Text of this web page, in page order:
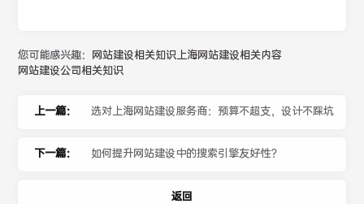
您可能感兴趣： 网站建设相关知识上海网站建设相关内容
网站建设公司相关知识
上一篇： 选对上海网站建设服务商：预算不超支，设计不踩坑
下一篇： 如何提升网站建设中的搜索引擎友好性？
返回